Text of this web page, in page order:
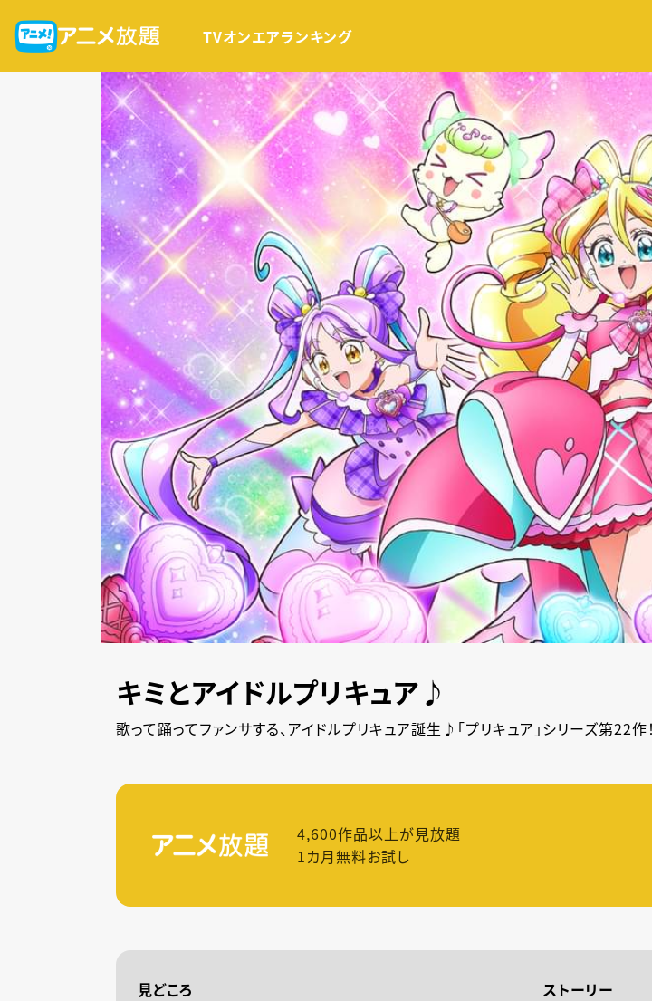
TVオンエアランキング
キミとアイドルプリキュア♪
歌って踊ってファンサする、アイドルプリキュア誕生♪「プリキュア」シリーズ第22作！
4,600作品以上が見放題
1カ月無料お試し
見どころ
ストーリー